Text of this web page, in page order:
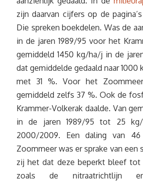
zijn daarvan cijfers op de
Die spreken boekdelen. Was de
in de jaren 1989/95 voor het
gemiddeld 1450 kg/ha/j in de
dat gemiddelde gedaald naar 1000
met 31 %. Voor het
gemiddeld zelfs 37 %. Ook de
Krammer-Volkerak daalde. Van
in de jaren 1989/95 tot 25
2000/2009. Een daling van
Zoommeer was er sprake van een
zij het dat deze beperkt bleef tot
zoals de nitraatrichtlijn